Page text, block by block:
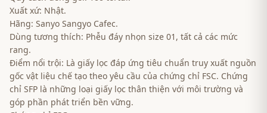
Xuất xứ: Nhật.
Hãng: Sanyo Sangyo Cafec.
Dùng tương thích: Phễu đáy nhọn size 01, tất cả các mức
rang.
Điểm nổi trội: Là giấy lọc đáp ứng tiêu chuẩn truy xuất nguồn
gốc vật liệu chế tạo theo yêu cầu của chứng chỉ FSC. Chứng
chỉ SFP là những loại giấy lọc thân thiện với môi trường và
góp phần phát triển bền vững.